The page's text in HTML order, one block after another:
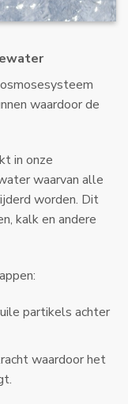
waardoor de
in onze
waarvan alle
worden. Dit
kalk en andere
partikels achter
waardoor het